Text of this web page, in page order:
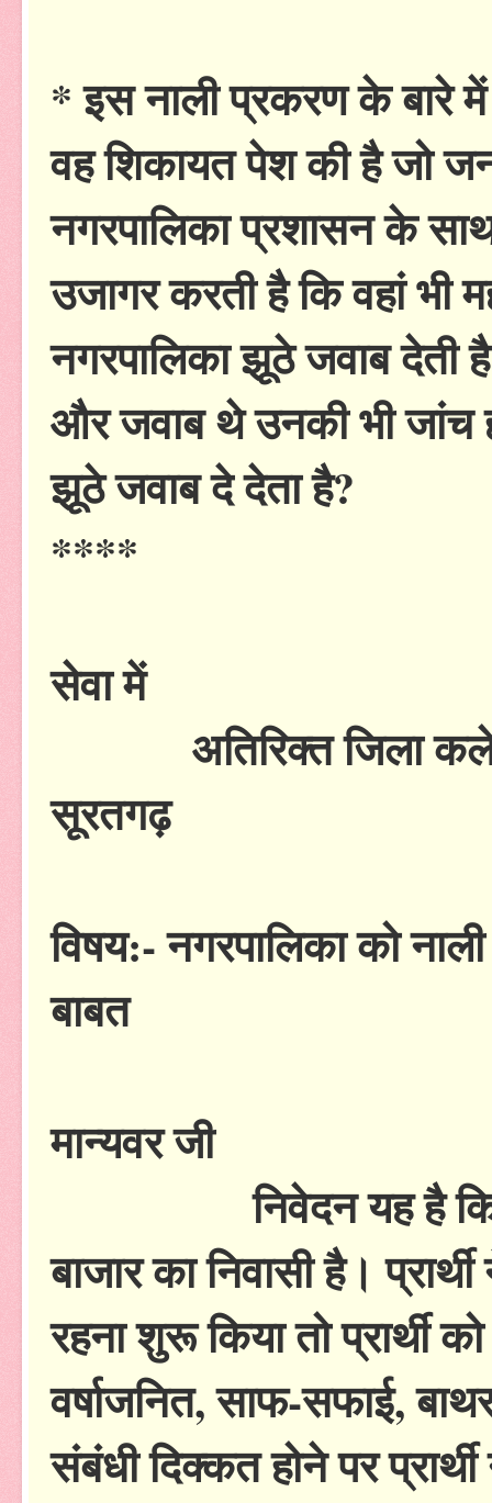
* इस नाली प्रकरण के बारे
वह शिकायत पेश की है जो
नगरपालिका प्रशासन के
उजागर करती है कि वहां भी
नगरपालिका झूठे जवाब देती
और जवाब थे उनकी भी जांच
झूठे जवाब दे देता है?
****
सेवा में
अतिरिक्त जिला
सूरतगढ़
विषय:- नगरपालिका को
बाबत
मान्यवर जी
निवेदन यह है कि
बाजार का निवासी है।
रहना शुरू किया तो प्रार्थी
वर्षाजनित, साफ-सफाई,
संबंधी दिक्कत होने पर